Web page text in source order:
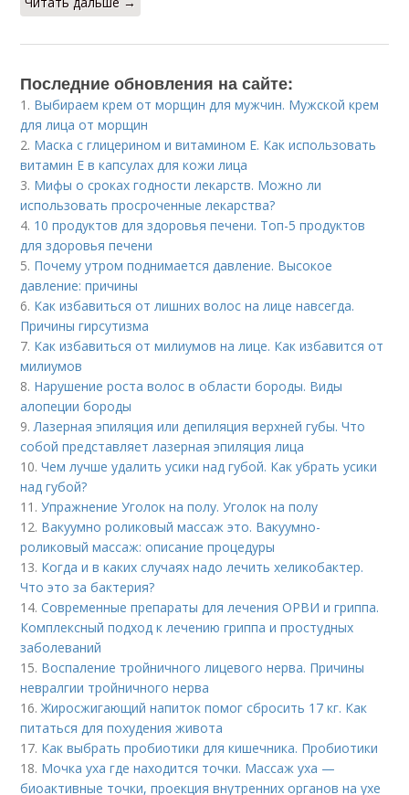
Последние обновления на сайте:
1. Выбираем крем от морщин для мужчин. Мужской крем
для лица от морщин
2. Маска с глицерином и витамином Е. Как использовать
витамин E в капсулах для кожи лица
3. Мифы о сроках годности лекарств. Можно ли
использовать просроченные лекарства?
4. 10 продуктов для здоровья печени. Топ-5 продуктов
для здоровья печени
5. Почему утром поднимается давление. Высокое
давление: причины
6. Как избавиться от лишних волос на лице навсегда.
Причины гирсутизма
7. Как избавиться от милиумов на лице. Как избавится от
милиумов
8. Нарушение роста волос в области бороды. Виды
алопеции бороды
9.Лазерная эпиляция или депиляция верхней губы. Что
собой представляет лазерная эпиляция лица
10.Чем лучше удалить усики над губой. Как убрать усики
над губой?
11.Упражнение Уголок на полу. Уголок на полу
12. Вакуумно роликовый массаж это. Вакуумно-
роликовый массаж: описание процедуры
13. Когда и в каких случаях надо лечить хеликобактер.
Что это за бактерия?
14.Современные препараты для лечения ОРВИ и гриппа.
Комплексный подход к лечению гриппа и простудных
заболеваний
15. Воспаление тройничного лицевого нерва. Причины
невралгии тройничного нерва
16.Жиросжигающий напиток помог сбросить 17 кг. Как
питаться для похудения живота
17. Как выбрать пробиотики для кишечника. Пробиотики
18. Мочка уха где находится точки. Массаж уха —
биоактивные точки, проекция внутренних органов на ухе